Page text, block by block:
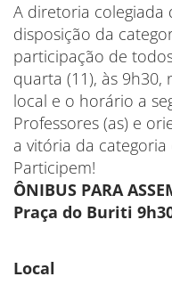
A diretoria colegiada
disposição da
participação de
quarta (11), às 9h30,
local e o horário a
Professores (as) e
a vitória da
Participem!
ÔNIBUS PARA
Praça do Buriti
Local